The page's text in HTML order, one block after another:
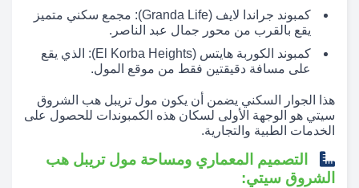
كمبوند جراندا لايف (Granda Life): مجمع سكني متميز
يقع بالقرب من محور جمال عبد الناصر.
كمبوند الكوربة هايتس (El Korba Heights): الذي يقع
على مسافة دقيقتين فقط من موقع المول.
هذا الجوار السكني يضمن أن يكون مول تريبل هب الشروق
سيتي هو الوجهة الأولى لسكان هذه الكمبوندات للحصول على
الخدمات الطبية والتجارية.
التصميم المعماري ومساحة مول تريبل هب
الشروق سيتي: